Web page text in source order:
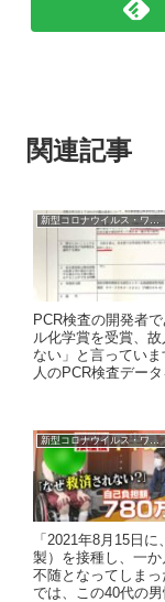
関連記事
PCR検査の開発者
ル化学賞を受賞、
ない」と言ってい
人のPCR検査デー
新型コロナウイルス・ワクチン
「2021年8月15日
製）を接種し、一
不随となってしま
では、この40代の